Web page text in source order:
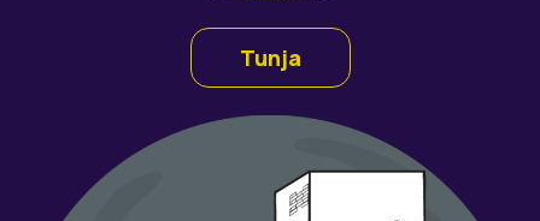
Tunja